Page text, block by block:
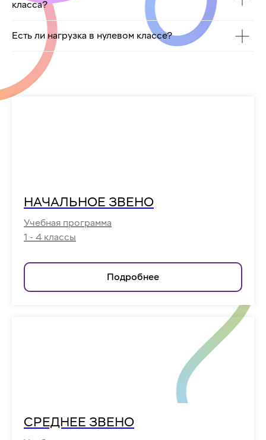
класса?
Есть ли нагрузка в нулевом классе?
НАЧАЛЬНОЕ ЗВЕНО
Учебная программа
1 - 4 классы
Подробнее
СРЕДНЕЕ ЗВЕНО